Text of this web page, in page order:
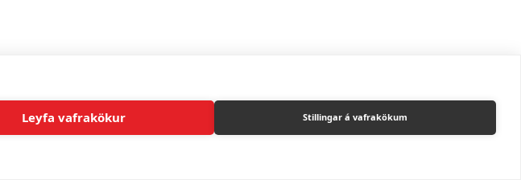
Leyfa vafrakökur Stillingar á vafrakökum